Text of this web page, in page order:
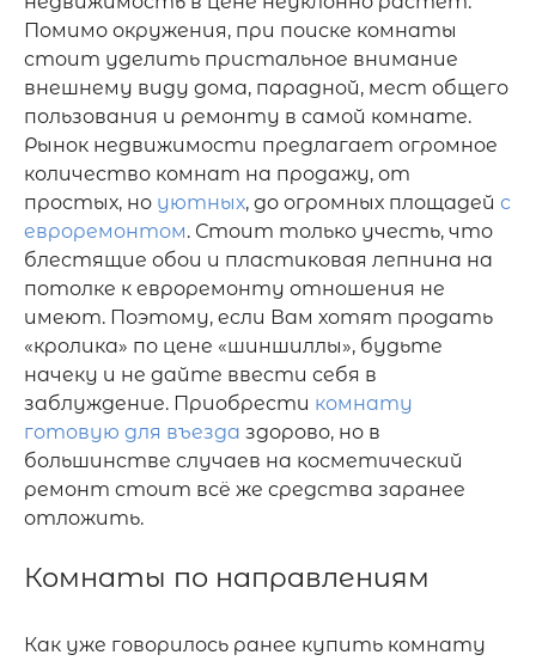
Помимо окружения, при поиске комнаты
стоит уделить пристальное внимание
внешнему виду дома, парадной, мест общего
пользования и ремонту в самой комнате.
Рынок недвижимости предлагает огромное
количество комнат на продажу, от
простых, но уютных, до огромных площадей с
евроремонтом. Стоит только учесть, что
блестящие обои и пластиковая лепнина на
потолке к евроремонту отношения не
имеют. Поэтому, если Вам хотят продать
«кролика» по цене «шиншиллы», будьте
начеку и не дайте ввести себя в
заблуждение. Приобрести комнату
готовую для въезда здорово, но в
большинстве случаев на косметический
ремонт стоит всё же средства заранее
отложить.
Комнаты по направлениям
Как уже говорилось ранее купить комнату